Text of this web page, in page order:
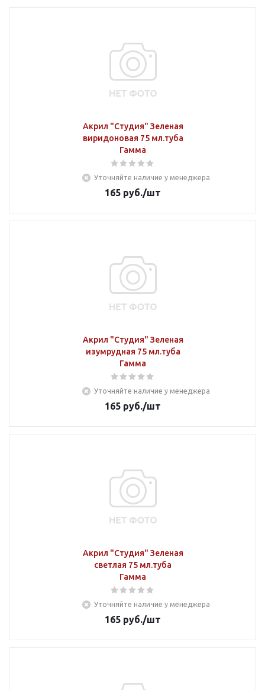
Акрил "Студия" Зеленая
виридоновая 75 мл.туба
Гамма
Уточняйте наличие у менеджера
165 руб./шт
Акрил "Студия" Зеленая
изумрудная 75 мл.туба
Гамма
Уточняйте наличие у менеджера
165 руб./шт
Акрил "Студия" Зеленая
светлая 75 мл.туба
Гамма
Уточняйте наличие у менеджера
165 руб./шт